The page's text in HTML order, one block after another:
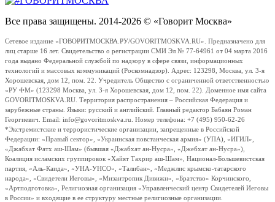
Все права защищены. 2014-2026 © «Говорит Москва»
Сетевое издание «ГОВОРИТМОСКВА.РУ/GOVORITMOSKVA.RU». Предназначено для
лиц старше 16 лет. Свидетельство о регистрации СМИ Эл № 77-64961 от 04 марта 2016
года выдано Федеральной службой по надзору в сфере связи, информационных
технологий и массовых коммуникаций (Роскомнадзор). Адрес: 123298, Москва, ул. 3-я
Хорошевская, дом 12, пом. 22. Учредитель Общество с ограниченной ответственностью
«РУ ФМ» (123298 Москва, ул. 3-я Хорошевская, дом 12, пом. 22). Доменное имя сайта
GOVORITMOSKVA.RU. Территория распространения – Российская Федерация и
зарубежные страны. Языки: русский и английский. Главный редактор Бабаян Роман
Георгиевич. Email: info@govoritmoskva.ru. Номер телефона: +7 (495) 950-62-26
*Экстремистские и террористические организации, запрещенные в Российской
Федерации: «Правый сектор», «Украинская повстанческая армия» (УПА), «ИГИЛ»,
«Джабхат Фатх аш-Шам» (бывшая «Джабхат ан-Нусра», «Джебхат ан-Нусра»),
Коалиция исламских группировок «Хайят Тахрир аш-Шам», Национал-Большевистская
партия, «Аль-Каида», «УНА-УНСО», «Талибан», «Меджлис крымско-татарского
народа», «Свидетели Иеговы», «Мизантропик Дивижн», «Братство» Корчинского,
«Артподготовка», Религиозная организация «Управленческий центр Свидетелей Иеговы
в России» и входящие в ее структуру местные религиозные организации.